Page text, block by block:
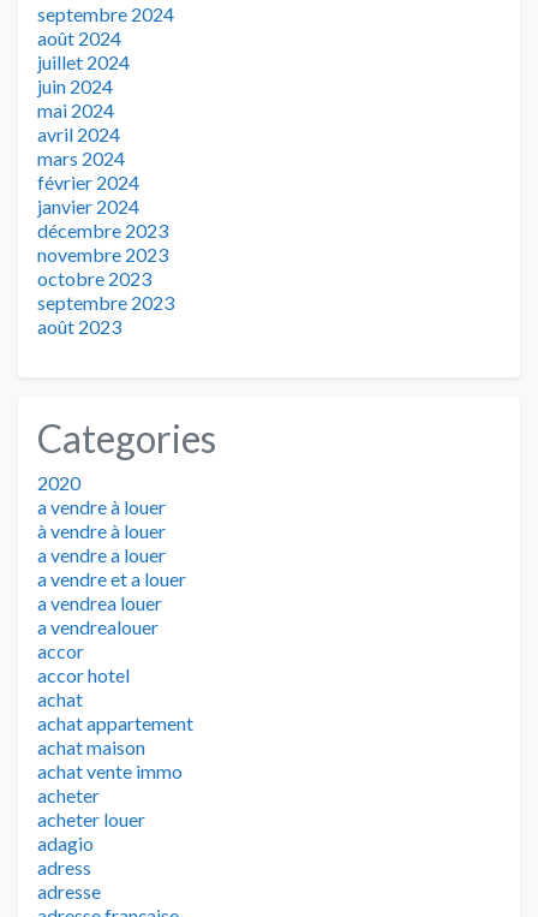
septembre 2024
août 2024
juillet 2024
juin 2024
mai 2024
avril 2024
mars 2024
février 2024
janvier 2024
décembre 2023
novembre 2023
octobre 2023
septembre 2023
août 2023
Categories
2020
a vendre à louer
à vendre à louer
a vendre a louer
a vendre et a louer
a vendrea louer
a vendrealouer
accor
accor hotel
achat
achat appartement
achat maison
achat vente immo
acheter
acheter louer
adagio
adress
adresse